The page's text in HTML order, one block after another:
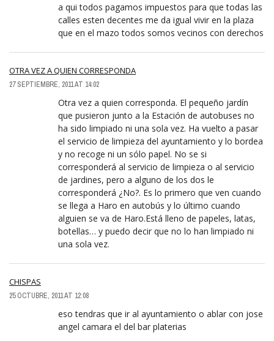
a qui todos pagamos impuestos para que todas las
calles esten decentes me da igual vivir en la plaza
que en el mazo todos somos vecinos con derechos
OTRA VEZ A QUIEN CORRESPONDA
27 SEPTIEMBRE, 2011 AT 14:02
Otra vez a quien corresponda. El pequeño jardín
que pusieron junto a la Estación de autobuses no
ha sido limpiado ni una sola vez. Ha vuelto a pasar
el servicio de limpieza del ayuntamiento y lo bordea
y no recoge ni un sólo papel. No se si
corresponderá al servicio de limpieza o al servicio
de jardines, pero a alguno de los dos le
corresponderá ¿No?. Es lo primero que ven cuando
se llega a Haro en autobús y lo último cuando
alguien se va de Haro.Está lleno de papeles, latas,
botellas… y puedo decir que no lo han limpiado ni
una sola vez.
CHISPAS
25 OCTUBRE, 2011 AT 12:08
eso tendras que ir al ayuntamiento o ablar con jose
angel camara el del bar platerias